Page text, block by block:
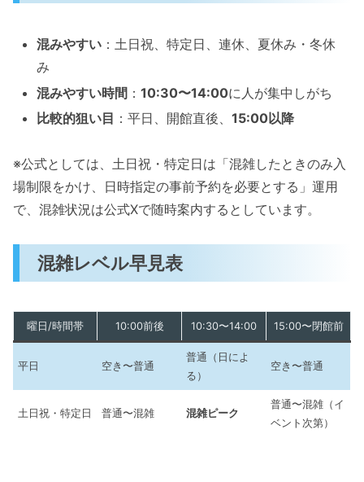
混みやすい ：土日祝、特定日、連休、夏休み・冬休
み
混みやすい時間 ：10:30〜14:00に人が集中しがち
比較的狙い目 ：平日、開館直後、15:00以降
※公式としては、土日祝・特定日は「混雑したときのみ入
場制限をかけ、日時指定の事前予約を必要とする」運用
で、混雑状況は公式Xで随時案内するとしています。
混雑レベル早見表
曜日/時間帯 10:00前後 10:30〜14:00 15:00〜閉館前
平日 空き〜普通
普通（日によ
る）
空き〜普通
土日祝・特定日 普通〜混雑 混雑ピーク
普通〜混雑（イ
ベント次第）